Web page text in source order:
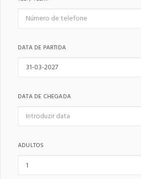
DATA DE PARTIDA
DATA DE CHEGADA
ADULTOS